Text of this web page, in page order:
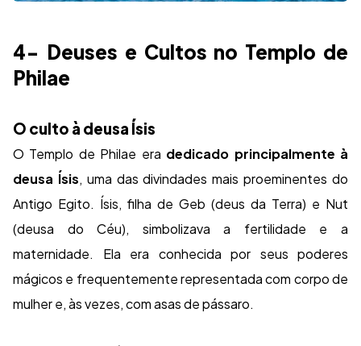
4- Deuses e Cultos no Templo de
Philae
O culto à deusa Ísis
O Templo de Philae era dedicado principalmente à
deusa Ísis, uma das divindades mais proeminentes do
Antigo Egito. Ísis, filha de Geb (deus da Terra) e Nut
(deusa do Céu), simbolizava a fertilidade e a
maternidade. Ela era conhecida por seus poderes
mágicos e frequentemente representada com corpo de
mulher e, às vezes, com asas de pássaro.